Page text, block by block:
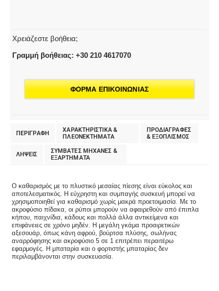
Χρειάζεστε βοήθεια;
Γραμμή βοήθειας: +30 210 4617070
ΦΟΡΜΑ ΕΠΙΚΟΙΝΩΝΙΑΣ
ΠΕΡΙΓΡΑΦΗ
ΧΑΡΑΚΤΗΡΙΣΤΙΚΑ &
ΠΛΕΟΝΕΚΤΗΜΑΤΑ
ΠΡΟΔΙΑΓΡΑΦΕΣ
& EΞΟΠΛΙΣΜΟΣ
ΛΗΨΕΙΣ
ΣΥΜΒΑΤΕΣ ΜΗΧΑΝΕΣ &
ΕΞΑΡΤΗΜΑΤΑ
Ο καθαρισμός με το πλυστικό μεσαίας πίεσης είναι εύκολος και
αποτελεσματικός. Η εύχρηστη και συμπαγής συσκευή μπορεί να
χρησιμοποιηθεί για καθαρισμό χωρίς μακρά προετοιμασία. Με το
ακροφύσιο πίδακα, οι ρύποι μπορούν να αφαιρεθούν από έπιπλα
κήπου, παιχνίδια, κάδους και πολλά άλλα αντικείμενα και
επιφάνειες σε χρόνο μηδέν. Η μεγάλη γκάμα προαιρετικών
αξεσουάρ, όπως κάνη αφρού, βούρτσα πλύσης, σωλήνας
αναρρόφησης και ακροφύσιο 5 σε 1 επιτρέπει περαιτέρω
εφαρμογές. Η μπαταρία και ο φορτιστής μπαταρίας δεν
περιλαμβάνονται στην συσκευασία.